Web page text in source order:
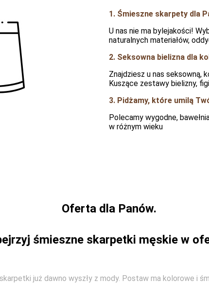
1. Śmieszne skarpety dla
U nas nie ma bylejakości!
naturalnych materiałów,
2. Seksowna bielizna dla
Znajdziesz u nas seksowną,
Kuszące zestawy bielizny,
3. Pidżamy, które umilą
Polecamy wygodne,
w różnym wieku
Oferta dla Panów.
śmieszne skarpetki męskie w
już dawno wyszły z mody. Postaw ma kolorowe i